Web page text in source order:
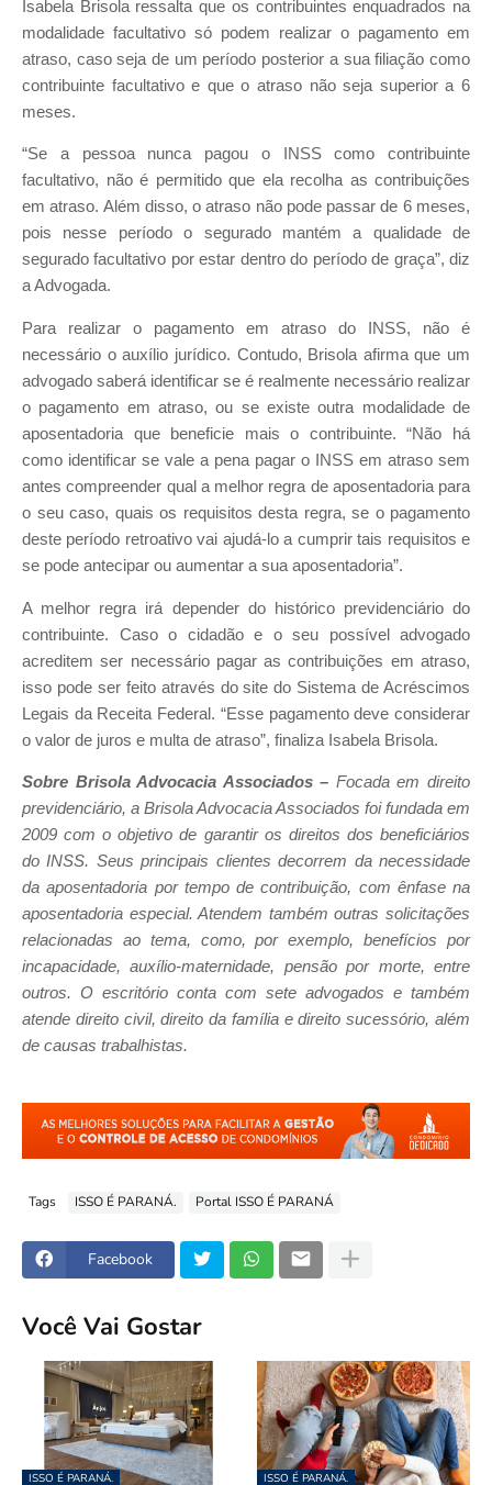
Isabela Brisola ressalta que os contribuintes enquadrados na
modalidade facultativo só podem realizar o pagamento em
atraso, caso seja de um período posterior a sua filiação como
contribuinte facultativo e que o atraso não seja superior a 6
meses.
“Se a pessoa nunca pagou o INSS como contribuinte
facultativo, não é permitido que ela recolha as contribuições
em atraso. Além disso, o atraso não pode passar de 6 meses,
pois nesse período o segurado mantém a qualidade de
segurado facultativo por estar dentro do período de graça”, diz
a Advogada.
Para realizar o pagamento em atraso do INSS, não é
necessário o auxílio jurídico. Contudo, Brisola afirma que um
advogado saberá identificar se é realmente necessário realizar
o pagamento em atraso, ou se existe outra modalidade de
aposentadoria que beneficie mais o contribuinte. “Não há
como identificar se vale a pena pagar o INSS em atraso sem
antes compreender qual a melhor regra de aposentadoria para
o seu caso, quais os requisitos desta regra, se o pagamento
deste período retroativo vai ajudá-lo a cumprir tais requisitos e
se pode antecipar ou aumentar a sua aposentadoria”.
A melhor regra irá depender do histórico previdenciário do
contribuinte. Caso o cidadão e o seu possível advogado
acreditem ser necessário pagar as contribuições em atraso,
isso pode ser feito através do site do Sistema de Acréscimos
Legais da Receita Federal. “Esse pagamento deve considerar
o valor de juros e multa de atraso”, finaliza Isabela Brisola.
Sobre Brisola Advocacia Associados – Focada em direito
previdenciário, a Brisola Advocacia Associados foi fundada em
2009 com o objetivo de garantir os direitos dos beneficiários
do INSS. Seus principais clientes decorrem da necessidade
da aposentadoria por tempo de contribuição, com ênfase na
aposentadoria especial. Atendem também outras solicitações
relacionadas ao tema, como, por exemplo, benefícios por
incapacidade, auxílio-maternidade, pensão por morte, entre
outros. O escritório conta com sete advogados e também
atende direito civil, direito da família e direito sucessório, além
de causas trabalhistas.
Tags ISSO É PARANÁ. Portal ISSO É PARANÁ
Facebook
Você Vai Gostar
ISSO É PARANÁ. ISSO É PARANÁ.